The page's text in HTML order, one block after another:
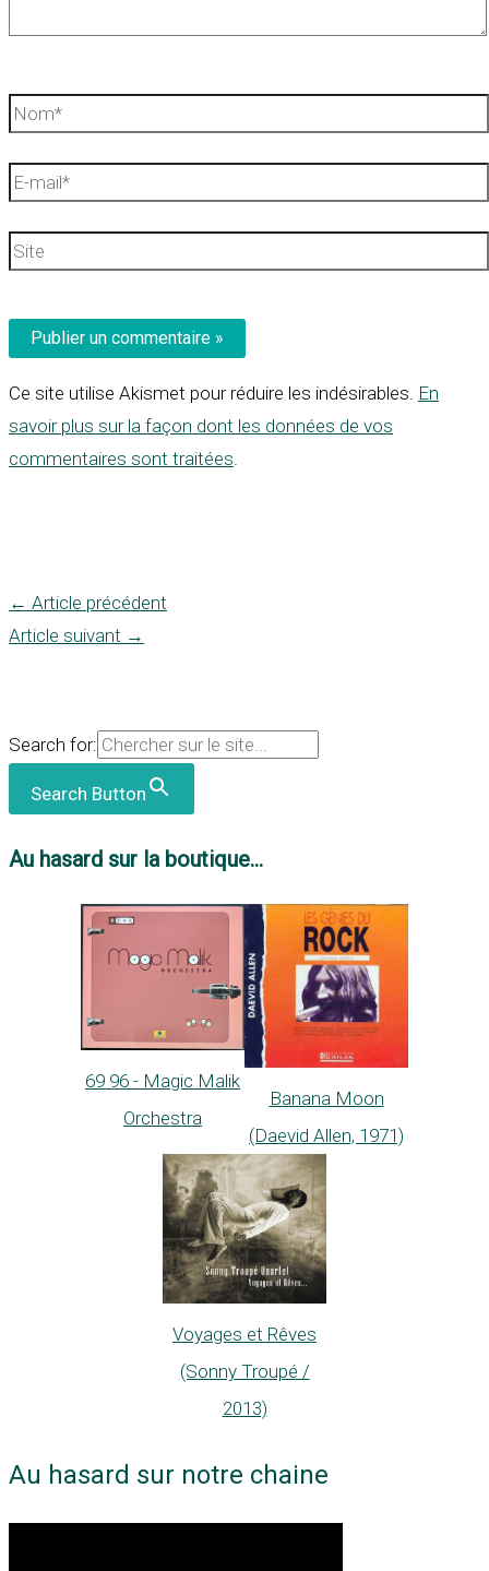
Nom*
E-
Site
Ce site utilise Akismet pour réduire les indésirables. En
savoir plus sur la façon dont les données de vos
commentaires sont traitées
← Article précédent
Article suivant →
Search for:
Search Button
Au hasard sur la boutique...
69 96 - Magic Malik
Orchestra
Banana Moon
(Daevid Allen, 1971)
Voyages et Rêves
(Sonny Troupé /
2013)
Au hasard sur notre chaine